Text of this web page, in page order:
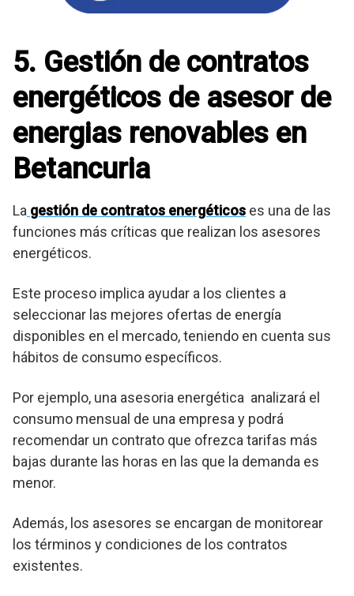
5. Gestión de contratos
energéticos de asesor de
energias renovables en
Betancuria
La gestión de contratos energéticos es una de las
funciones más críticas que realizan los asesores
energéticos.
Este proceso implica ayudar a los clientes a
seleccionar las mejores ofertas de energía
disponibles en el mercado, teniendo en cuenta sus
hábitos de consumo específicos.
Por ejemplo, una asesoria energética analizará el
consumo mensual de una empresa y podrá
recomendar un contrato que ofrezca tarifas más
bajas durante las horas en las que la demanda es
menor.
Además, los asesores se encargan de monitorear
los términos y condiciones de los contratos
existentes.